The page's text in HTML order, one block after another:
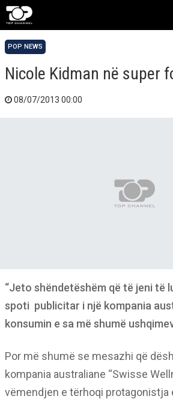
POP NEWS
Nicole Kidman në super
08/07/2013 00:00
“Jeto shëndetëshëm që të jeni të
spoti publicitar i një kompania
konsumin e sa më shumë
Por më shumë se mesazhi që
kompania australiane “Swisse
vëmendjen e tërhoqi protagonistja